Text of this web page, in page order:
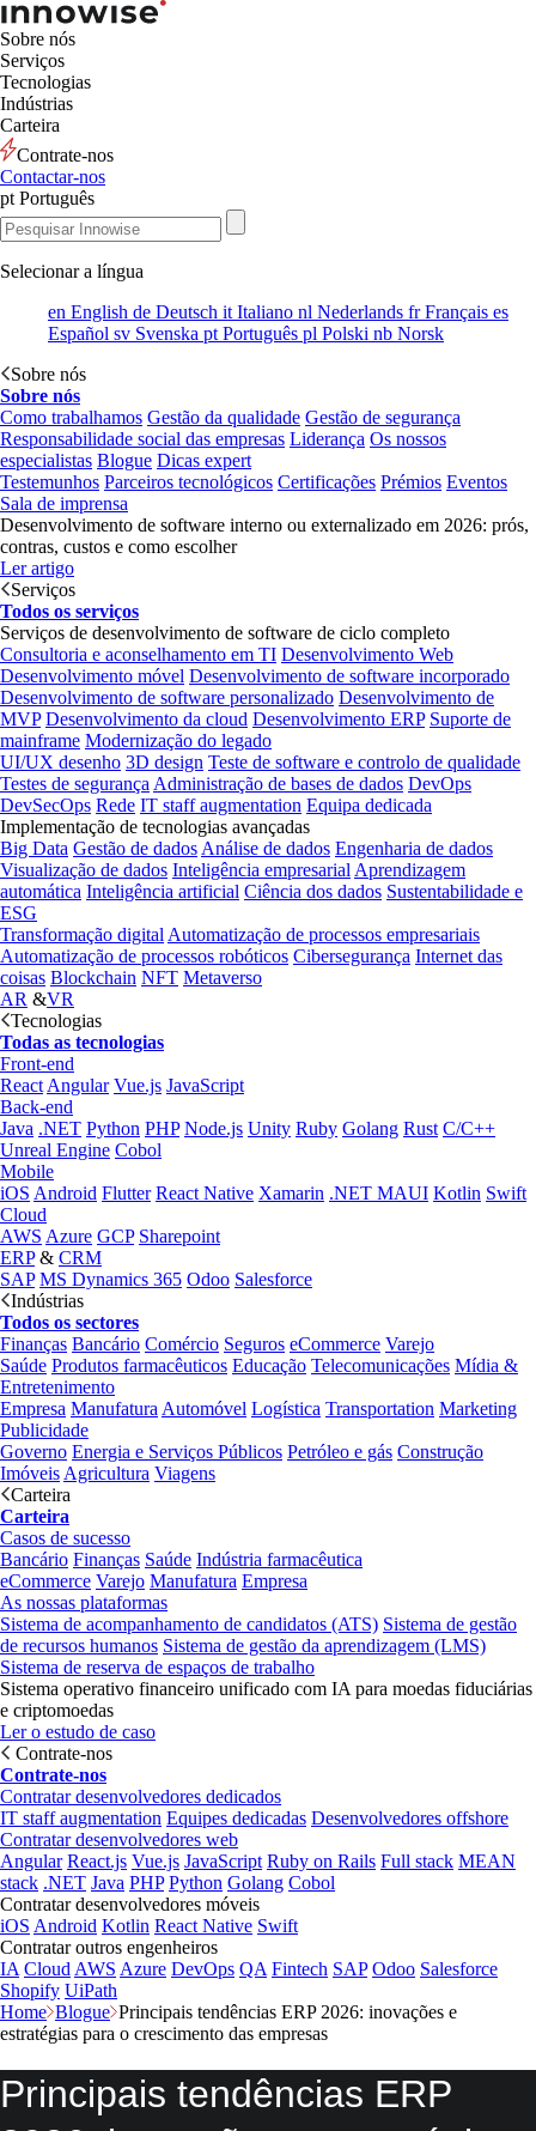
Sobre nós
Serviços
Tecnologias
Indústrias
Carteira
Contrate-nos
Contactar-nos
pt Português
Selecionar a língua
en English de Deutsch it Italiano nl Nederlands frFrançais es
Español sv Svenska pt Português pl Polski nb Norsk
Sobre nós
Sobre nós
Como trabalhamos Gestão da qualidade Gestão de segurança
Responsabilidade social das empresas Liderança Os nossos
especialistas Blogue Dicas expert
Testemunhos Parceiros tecnológicos Certificações Prémios Eventos
Sala de imprensa
Desenvolvimento de software interno ou externalizado em 2026: prós,
contras, custos e como escolher
Ler artigo
Serviços
Todos os serviços
Serviços de desenvolvimento de software de ciclo completo
Consultoria e aconselhamento em TI Desenvolvimento Web
Desenvolvimento móvel Desenvolvimento de software incorporado
Desenvolvimento de software personalizado Desenvolvimento de
MVP Desenvolvimento da cloud Desenvolvimento ERP Suporte de
mainframe Modernização do legado
UI/UX desenho 3D design Teste de software e controlo de qualidade
Testes de segurança Administração de bases de dados DevOps
DevSecOps Rede IT staff augmentation Equipa dedicada
Implementação de tecnologias avançadas
Big Data Gestão de dados Análise de dados Engenharia de dados
Visualização de dados Inteligência empresarial Aprendizagem
automática Inteligência artificial Ciência dos dados Sustentabilidade e
ESG
Transformação digital Automatização de processos empresariais
Automatização de processos robóticos Cibersegurança Internet das
coisas Blockchain NFT Metaverso
AR &VR
Tecnologias
Todas as tecnologias
Front-end
React Angular Vue.js JavaScript
Back-end
Java .NET Python PHP Node.js Unity Ruby Golang Rust C/C++
Unreal Engine Cobol
Mobile
iOS Android Flutter React Native Xamarin .NET MAUI Kotlin Swift
Cloud
AWS Azure GCP Sharepoint
ERP& CRM
SAP MS Dynamics 365 Odoo Salesforce
Indústrias
Todos os sectores
Finanças Bancário Comércio Seguros eCommerce Varejo
Saúde Produtos farmacêuticos Educação Telecomunicações Mídia &
Entretenimento
Empresa Manufatura Automóvel Logística Transportation Marketing
Publicidade
Governo Energia e Serviços Públicos Petróleo e gás Construção
Imóveis Agricultura Viagens
Carteira
Carteira
Casos de sucesso
Bancário Finanças Saúde Indústria farmacêutica
eCommerce Varejo Manufatura Empresa
As nossas plataformas
Sistema de acompanhamento de candidatos (ATS) Sistema de gestão
de recursos humanos Sistema de gestão da aprendizagem (LMS)
Sistema de reserva de espaços de trabalho
Sistema operativo financeiro unificado com IA para moedas fiduciárias
e criptomoedas
Ler o estudo de caso
Contrate-nos
Contrate-nos
Contratar desenvolvedores dedicados
IT staff augmentation Equipes dedicadas Desenvolvedores offshore
Contratar desenvolvedores web
Angular React.js Vue.js JavaScript Ruby on Rails Full stack MEAN
stack .NET Java PHP Python Golang Cobol
Contratar desenvolvedores móveis
iOS Android Kotlin React Native Swift
Contratar outros engenheiros
IA Cloud AWS Azure DevOps QA Fintech SAP Odoo Salesforce
Shopify UiPath
Home Blogue Principais tendências ERP 2026: inovações e
estratégias para o crescimento das empresas
Principais tendências ERP